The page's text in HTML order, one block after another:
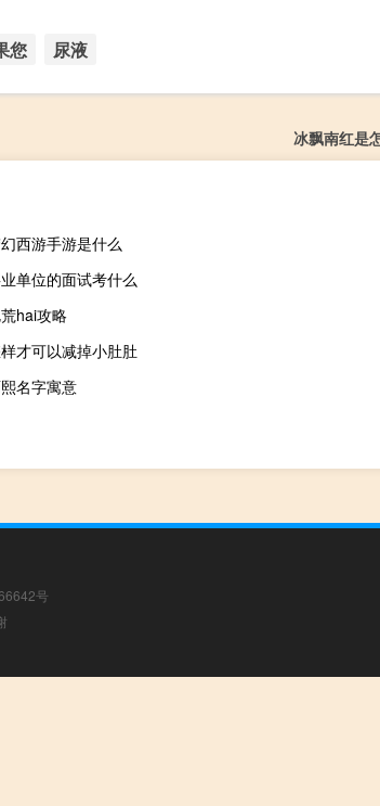
您 尿液
冰飘南红是
西游手游是什么
单位的面试考什么
hai攻略
才可以减掉小肚肚
名字寓意
号